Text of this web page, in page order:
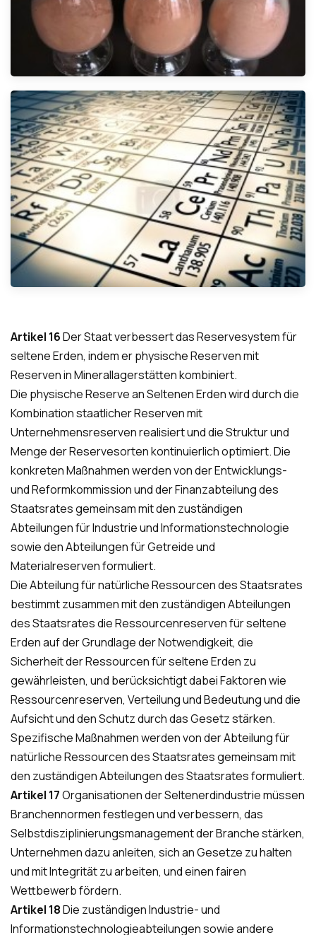
Artikel 16Der Staat verbessert das Reservesystem für
seltene Erden, indem er physische Reserven mit
Reserven in Minerallagerstätten kombiniert.
Die physische Reserve an Seltenen Erden wird durch die
Kombination staatlicher Reserven mit
Unternehmensreserven realisiert und die Struktur und
Menge der Reservesorten kontinuierlich optimiert. Die
konkreten Maßnahmen werden von der Entwicklungs-
und Reformkommission und der Finanzabteilung des
Staatsrates gemeinsam mit den zuständigen
Abteilungen für Industrie und Informationstechnologie
sowie den Abteilungen für Getreide und
Materialreserven formuliert.
Die Abteilung für natürliche Ressourcen des Staatsrates
bestimmt zusammen mit den zuständigen Abteilungen
des Staatsrates die Ressourcenreserven für seltene
Erden auf der Grundlage der Notwendigkeit, die
Sicherheit der Ressourcen für seltene Erden zu
gewährleisten, und berücksichtigt dabei Faktoren wie
Ressourcenreserven, Verteilung und Bedeutung und die
Aufsicht und den Schutz durch das Gesetz stärken.
Spezifische Maßnahmen werden von der Abteilung für
natürliche Ressourcen des Staatsrates gemeinsam mit
den zuständigen Abteilungen des Staatsrates formuliert.
Artikel 17Organisationen der Seltenerdindustrie müssen
Branchennormen festlegen und verbessern, das
Selbstdisziplinierungsmanagement der Branche stärken,
Unternehmen dazu anleiten, sich an Gesetze zu halten
und mit Integrität zu arbeiten, und einen fairen
Wettbewerb fördern.
Artikel 18Die zuständigen Industrie- und
Informationstechnologieabteilungen sowie andere